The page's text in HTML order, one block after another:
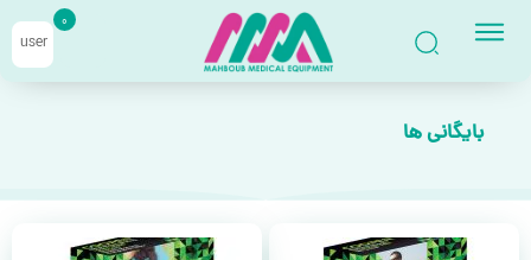
0
user
بایگانی ها